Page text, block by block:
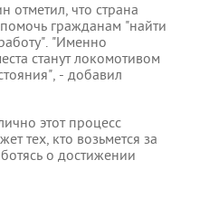
отметил, что страна
гражданам "найти
"Именно
станут локомотивом
- добавил
этот процесс
тех, кто возьмется за
о достижении